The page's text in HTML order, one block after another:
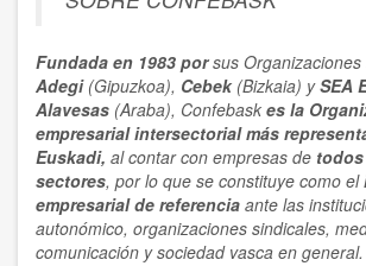
Fundada en 1983 porsus Organizaciones
Adegi (Gipuzkoa), Cebek(Bizkaia) ySEA
Alavesas (Araba), Confebask es la
empresarial intersectorial más
Euskadi, al contar con empresas de
sectores, por lo que se constituye como el
empresarial de referencia ante las
autonómico, organizaciones sindicales,
comunicación y sociedad vasca en general.